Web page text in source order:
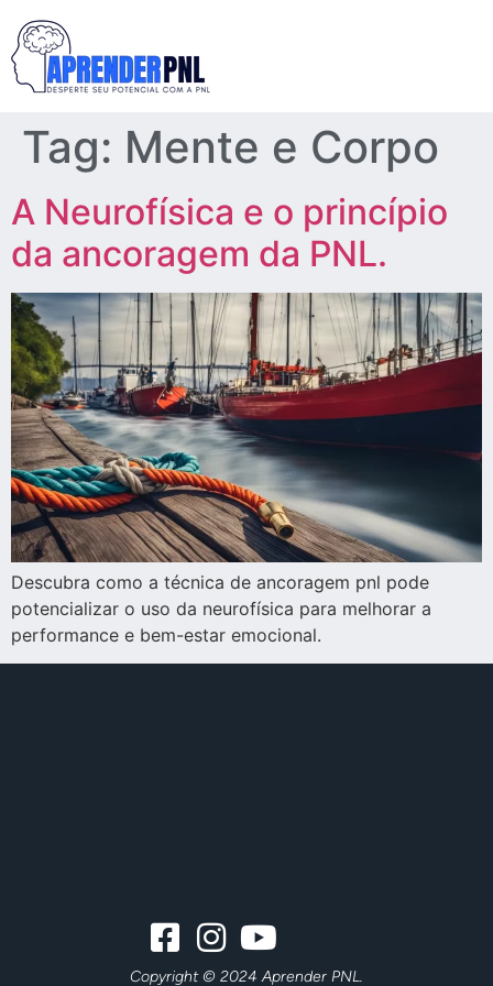
Tag: Mente e Corpo
A Neurofísica e o princípio
da ancoragem da PNL.
Descubra como a técnica de ancoragem pnl pode
potencializar o uso da neurofísica para melhorar a
performance e bem-estar emocional.
Copyright © 2024 Aprender PNL.